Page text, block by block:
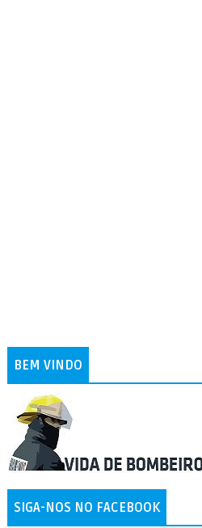
BEM VINDO
SIGA-NOS NO FACEBOOK